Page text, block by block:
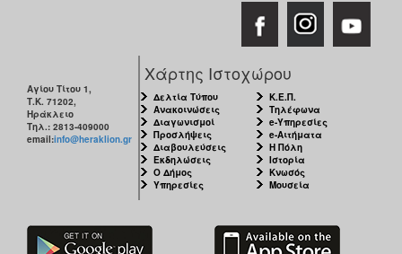
Αγίου Τίτου 1,
Τ.Κ. 71202,
Ηράκλειο
Τηλ.: 2813-409000
email:info@heraklion.gr
Χάρτης Ιστοχώρου
Δελτία Τύπου
Ανακοινώσεις
Διαγωνισμοί
Προσλήψεις
Διαβουλεύσεις
Εκδηλώσεις
Ο Δήμος
Υπηρεσίες
Κ.Ε.Π.
Τηλέφωνα
e-Υπηρεσίες
e-Αιτήματα
Η Πόλη
Ιστορία
Κνωσός
Μουσεία